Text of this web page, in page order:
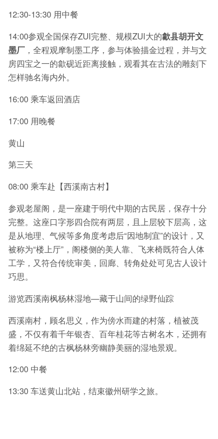
12:30-13:30 用中餐
14:00参观全国保存ZUI完整、规模ZUI大的歙县胡开文
墨厂，全程观摩制墨工序，参与体验描金过程，并与文
房四宝之一的歙砚近距离接触，观看其在古法的雕刻下
怎样驰名海内外。
16:00 乘车返回酒店
17:00 用晚餐
黄山
第三天
08:00 乘车赴【西溪南古村】
参观老屋阁，是一座建于明代中期的古民居，保存十分
完整。这座口字形四合院有两层，且上层较下层高，这
是从地理、气候等多角度考虑后“因地制宜”的设计，又
被称为“楼上厅”，阁楼侧的美人靠、飞来椅既符合人体
工学，又符合传统审美，回廊、转角处处可见古人设计
巧思。
游览西溪南枫杨林湿地—藏于山间的绿野仙踪
西溪南村，顾名思义，作为傍水而建的村落，植被茂
盛，不仅有着千年银杏、百年桂花等古树名木，还拥有
着绵延不绝的古枫杨林旁幽静美丽的湿地景观。
12:00 中餐
13:30 车送黄山北站，结束徽州研学之旅。